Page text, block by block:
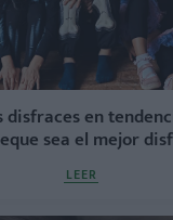
disfraces en
sea el mejor
LEER